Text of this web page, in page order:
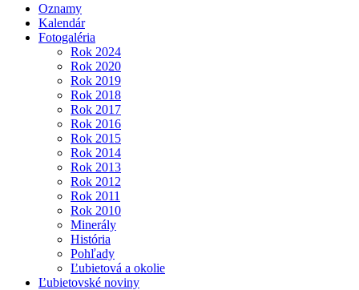
Oznamy
Kalendár
Fotogaléria
Rok 2024
Rok 2020
Rok 2019
Rok 2018
Rok 2017
Rok 2016
Rok 2015
Rok 2014
Rok 2013
Rok 2012
Rok 2011
Rok 2010
Minerály
História
Pohľady
Ľubietová a okolie
Ľubietovské noviny